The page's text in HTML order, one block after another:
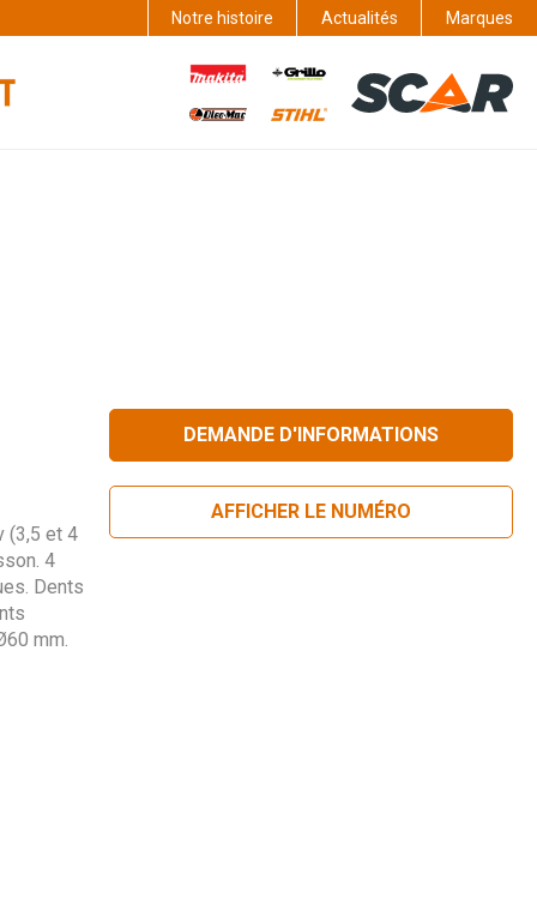
Notre histoire Actualités Marques
(3,5 et 4
4
Dents
mm.
DEMANDE D'INFORMATIONS
AFFICHER LE NUMÉRO